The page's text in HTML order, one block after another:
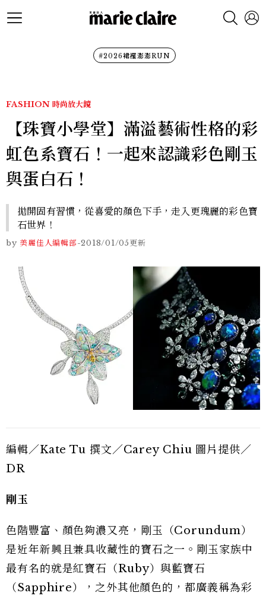
#2026裙襬澎澎RUN
FASHION 時尚放大鏡
【珠寶小學堂】滿溢藝術性格的彩
虹色系寶石！一起來認識彩色剛玉
與蛋白石！
拋開固有習慣，從喜愛的顏色下手，走入更瑰麗的彩色寶
石世界！
by 美麗佳人編輯部-2018/01/05更新
編輯／Kate Tu 撰文／Carey Chiu 圖片提供／
DR
剛玉
色階豐富、顏色夠濃又亮，剛玉（Corundum）
是近年新興且兼具收藏性的寶石之一。剛玉家族中
最有名的就是紅寶石（Ruby）與藍寶石
（Sapphire），之外其他顏色的，都廣義稱為彩